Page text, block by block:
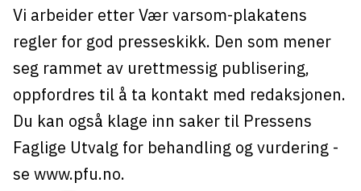
Vi arbeider etter Vær varsom-plakatens
regler for god presseskikk. Den som mener
seg rammet av urettmessig publisering,
oppfordres til å ta kontakt med redaksjonen.
Du kan også klage inn saker til Pressens
Faglige Utvalg for behandling og vurdering -
se www.pfu.no.